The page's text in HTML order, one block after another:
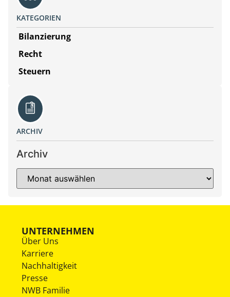
KATEGORIEN
Bilanzierung
Recht
Steuern
ARCHIV
Archiv
UNTERNEHMEN
Über Uns
Karriere
Nachhaltigkeit
Presse
NWB Familie